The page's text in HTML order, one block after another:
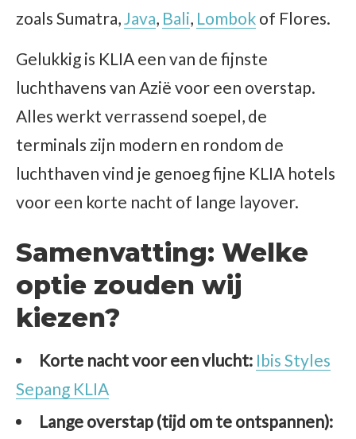
zoals Sumatra,Java, Bali, Lombok of Flores.
Gelukkig is KLIA een van de fijnste
luchthavens van Azië voor een overstap.
Alles werkt verrassend soepel, de
terminals zijn modern en rondom de
luchthaven vind je genoeg fijne KLIA hotels
voor een korte nacht of lange layover.
Samenvatting: Welke
optie zouden wij
kiezen?
Korte nacht voor een vlucht: Ibis Styles
Sepang KLIA
Lange overstap (tijd om te ontspannen):